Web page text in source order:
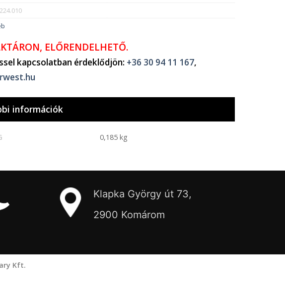
ELŐRENDELHETŐ.
kapcsolatban érdeklődjön: +36 30 94 11 167,
információk
0,185 kg
Klapka György út 73,
2900 Komárom
Kft.